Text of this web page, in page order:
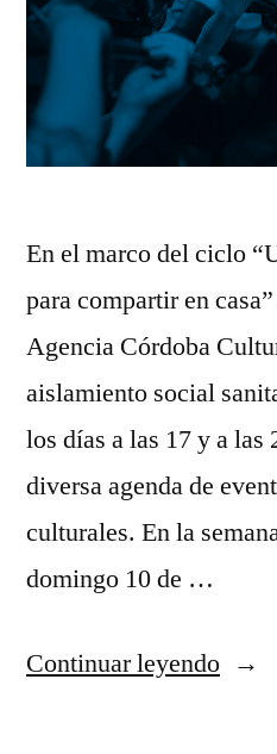
En el marco del ciclo
para compartir en
Agencia Córdoba
aislamiento social
los días a las 17 y a las
diversa agenda de
culturales. En la
domingo 10 de …
Continuar leyendo““Un